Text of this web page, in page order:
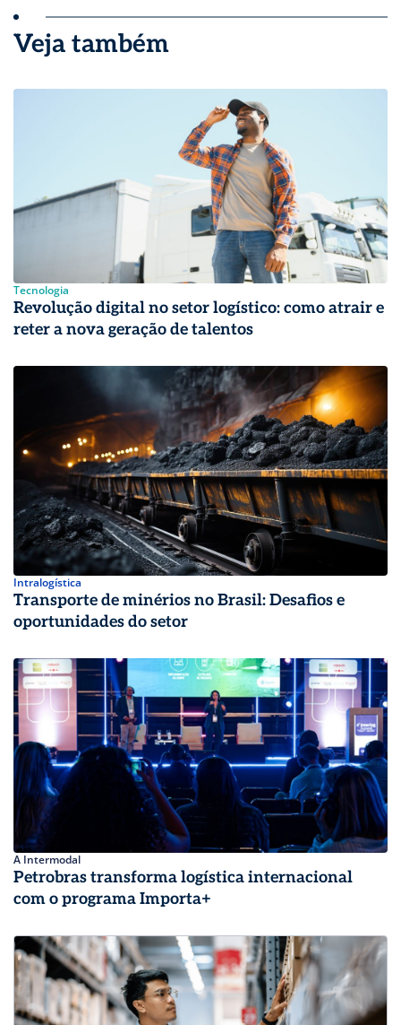
Veja também
Tecnologia
Revolução digital no setor logístico: como atrair e
reter a nova geração de talentos
Intralogística
Transporte de minérios no Brasil: Desafios e
oportunidades do setor
A Intermodal
Petrobras transforma logística internacional
com o programa Importa+